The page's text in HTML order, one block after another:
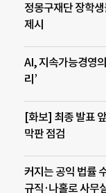
정몽구재단 장학생
제시
AI, 지속가능경영
리’
[화보] 최종 발표
막판 점검
커지는 공익 법률
규직·나홀로 사무